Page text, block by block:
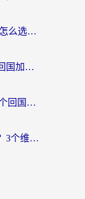
海外党无忧指南：国内节点v2ray怎么选？一键回国VPN+多场景实测帮你避坑
海外党必看：如何选到最好用的回国加速器？从节点到售后的全维度指南
ChickCN VPN和洞见VPN对比哪个回国效果更好？海外党亲测3款加速器+避坑指南
海外党必看：斧牛和嘀嗒哪个好？3个维度教你选对回国加速器